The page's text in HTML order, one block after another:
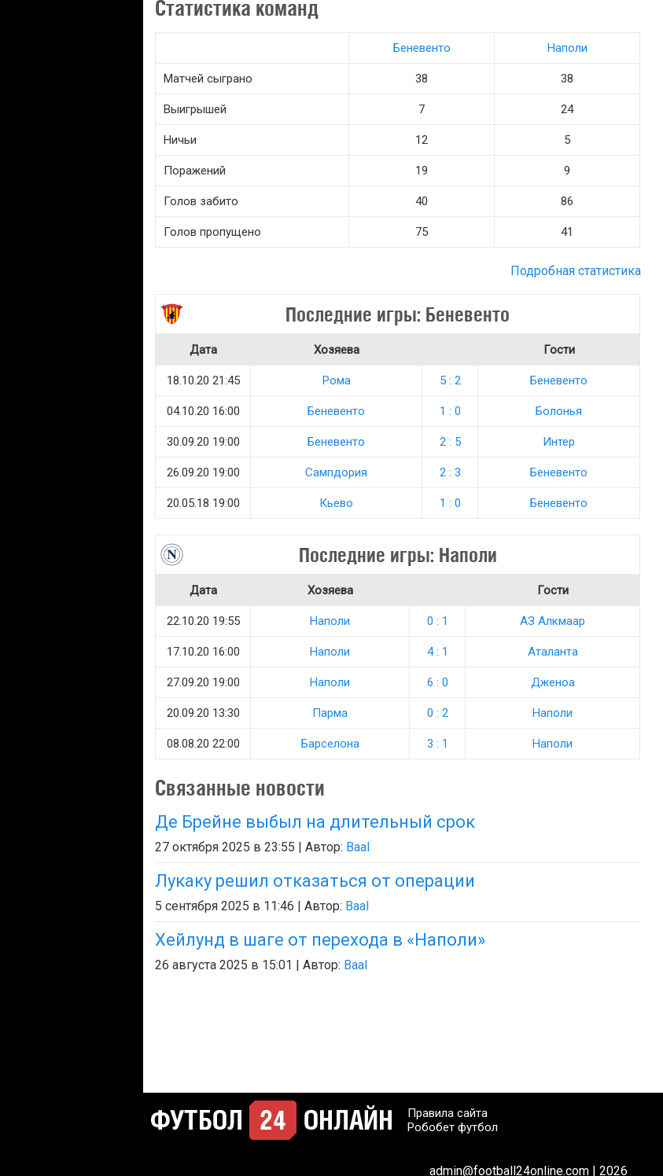
Статистика команд
Беневенто Наполи
Матчей сыграно 38 38
Выигрышей 7 24
Ничьи 12 5
Поражений 19 9
Голов забито 40 86
Голов пропущено 75 41
Подробная статистика
Последние игры: Беневенто
Дата Хозяева Гости
18.10.20 21:45 Рома 5 : 2 Беневенто
04.10.20 16:00 Беневенто 1 : 0 Болонья
30.09.20 19:00 Беневенто 2 : 5 Интер
26.09.20 19:00 Сампдория 2 : 3 Беневенто
20.05.18 19:00 Кьево 1 : 0 Беневенто
Последние игры: Наполи
Дата Хозяева Гости
22.10.20 19:55 Наполи 0 : 1 АЗ Алкмаар
17.10.20 16:00 Наполи 4 : 1 Аталанта
27.09.20 19:00 Наполи 6 : 0 Дженоа
20.09.20 13:30 Парма 0 : 2 Наполи
08.08.20 22:00 Барселона 3 : 1 Наполи
Связанные новости
Де Брейне выбыл на длительный срок
27 октября 2025 в 23:55 | Автор: Baal
Лукаку решил отказаться от операции
5 сентября 2025 в 11:46 | Автор: Baal
Хейлунд в шаге от перехода в «Наполи»
26 августа 2025 в 15:01 | Автор: Baal
Правила сайта
Робобет футбол
admin@football24online.com | 2026